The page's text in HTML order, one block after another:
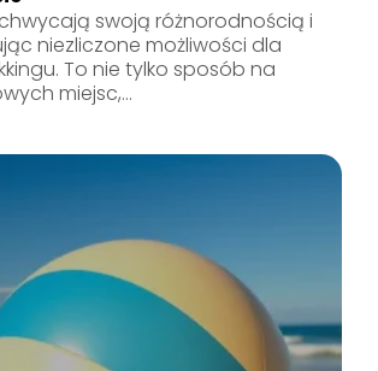
swoją różnorodnością i
niezliczone możliwości dla
To nie tylko sposób na
miejsc,...